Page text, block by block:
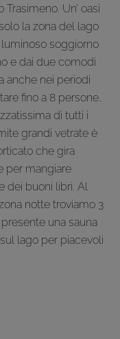
Un’ oasi
la zona del lago
luminoso soggiorno
e dai due comodi
anche nei periodi
fino a 8 persone,
di tutti i
grandi vetrate è
che gira
per mangiare
dei buoni libri. Al
notte troviamo 3
una sauna
lago per piacevoli